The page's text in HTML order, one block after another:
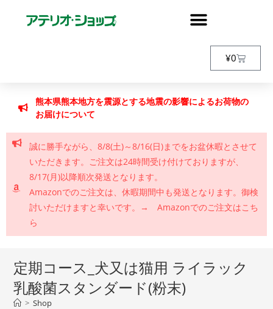
¥0
熊本県熊本地方を震源とする地震の影響によるお荷物の
お届けについて
誠に勝手ながら、8/8(土)～8/16(日)までをお盆休暇とさせて
いただきます。ご注文は24時間受け付けておりますが、
8/17(月)以降順次発送となります。
Amazonでのご注文は、休暇期間中も発送となります。御検
討いただけますと幸いです。→ Amazonでのご注文はこち
ら
定期コース_犬又は猫用 ライラック
乳酸菌スタンダード(粉末)
> Shop